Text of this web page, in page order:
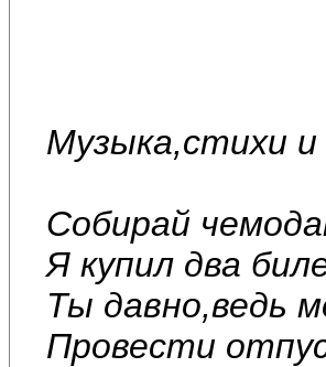
Музыка,стихи и
Собирай
Я купил два
Ты давно,ведь
Провести